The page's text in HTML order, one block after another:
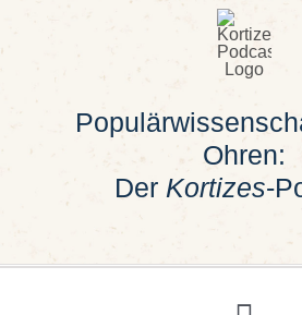
Impressum
Datenschutz
Ohren:
Der Kortizes-